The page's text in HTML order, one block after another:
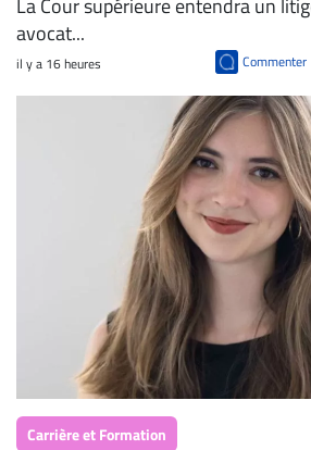
avocat...
il y a 16 heures Commenter
Carrière et Formation